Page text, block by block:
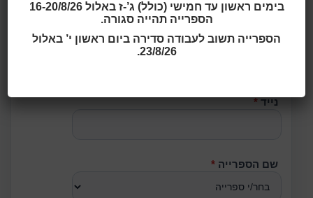
ת.ז.*
נייד *
שם הספרייה *
בימים ראשון עד חמישי (כולל) ג’-ז באלול 16-20/8/26
הספרייה תהייה סגורה.
הספרייה תשוב לעבודה סדירה ביום ראשון י’ באלול
23/8/26.